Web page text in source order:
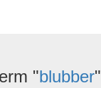
"blubber"